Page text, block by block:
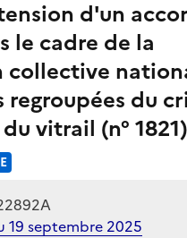
d'un
le cadre de la
collective
regroupées du
vitrail (n° 1821)
19 septembre 2025